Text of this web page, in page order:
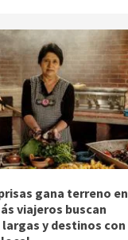
gana terreno en
viajeros buscan
y destinos con